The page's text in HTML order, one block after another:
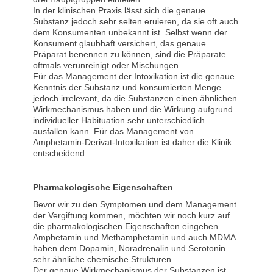
In der klinischen Praxis lässt sich die genaue
Substanz jedoch sehr selten eruieren, da sie oft auch
dem Konsumenten unbekannt ist. Selbst wenn der
Konsument glaubhaft versichert, das genaue
Präparat benennen zu können, sind die Präparate
oftmals verunreinigt oder Mischungen.
Für das Management der Intoxikation ist die genaue
Kenntnis der Substanz und konsumierten Menge
jedoch irrelevant, da die Substanzen einen ähnlichen
Wirkmechanismus haben und die Wirkung aufgrund
individueller Habituation sehr unterschiedlich
ausfallen kann. Für das Management von
Amphetamin-Derivat-Intoxikation ist daher die Klinik
entscheidend.
Pharmakologische Eigenschaften
Bevor wir zu den Symptomen und dem Management
der Vergiftung kommen, möchten wir noch kurz auf
die pharmakologischen Eigenschaften eingehen.
Amphetamin und Methamphetamin und auch MDMA
haben dem Dopamin, Noradrenalin und Serotonin
sehr ähnliche chemische Strukturen.